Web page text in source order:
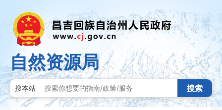
自然资源局
搜本站 搜索